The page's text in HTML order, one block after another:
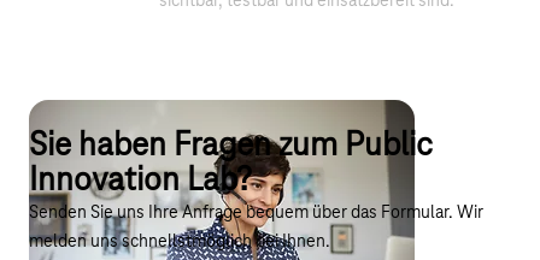
Sie haben Fragen zum Public
Innovation Lab?
Senden Sie uns Ihre Anfrage bequem über das Formular. Wir
melden uns schnellstmöglich bei Ihnen.